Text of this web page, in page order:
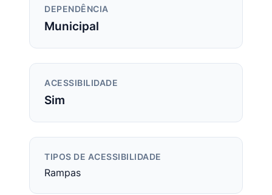
DEPENDÊNCIA
Municipal
ACESSIBILIDADE
Sim
TIPOS DE ACESSIBILIDADE
Rampas